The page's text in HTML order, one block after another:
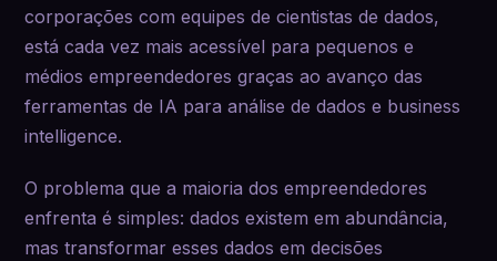
corporações com equipes de cientistas de dados,
está cada vez mais acessível para pequenos e
médios empreendedores graças ao avanço das
ferramentas de IA para análise de dados e business
intelligence.
O problema que a maioria dos empreendedores
enfrenta é simples: dados existem em abundância,
mas transformar esses dados em decisões